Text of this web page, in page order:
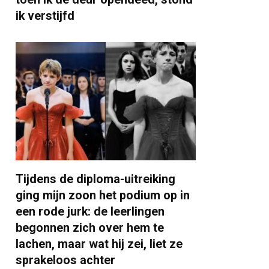
ik verstijfd
Tijdens de diploma-uitreiking
ging mijn zoon het podium op in
een rode jurk: de leerlingen
begonnen zich over hem te
lachen, maar wat hij zei, liet ze
sprakeloos achter